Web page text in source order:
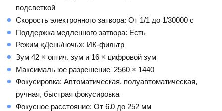
подсветкой
Скорость электронного затвора: От 1/1 до 1/30000 с
Поддержка медленного затвора: Есть
Режим «День/ночь»: ИК-фильтр
Зум 42 × оптич. зум и 16 × цифровой зум
Максимальное разрешение: 2560 × 1440
Фокусировка: Автоматическая, полуавтоматическая,
ручная, быстрая фокусировка
Фокусное расстояние: От 6.0 до 252 мм